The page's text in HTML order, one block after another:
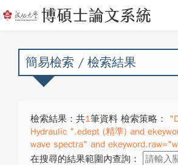
簡易檢索 / 檢索結果
檢索結果：共1筆資料 檢索策略：
Hydraulic ".edept (精準) and
wave spectra" and
在搜尋的結果範圍內查詢：